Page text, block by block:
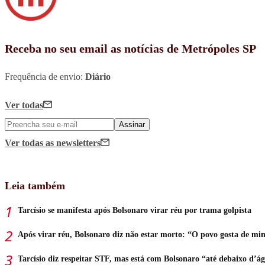
Receba no seu email as notícias de Metrópoles SP
Frequência de envio: Diário
Ver todas
Assinar
Ver todas as newsletters
Leia também
Tarcísio se manifesta após Bolsonaro virar réu por trama golpista
Após virar réu, Bolsonaro diz não estar morto: “O povo gosta de
Tarcísio diz respeitar STF, mas está com Bolsonaro “até debaixo